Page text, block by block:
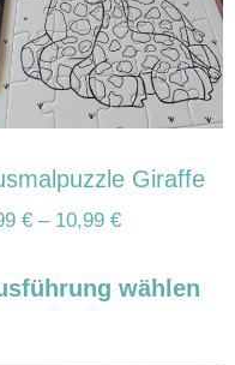
Giraffe
€ – 10,99 €
wählen